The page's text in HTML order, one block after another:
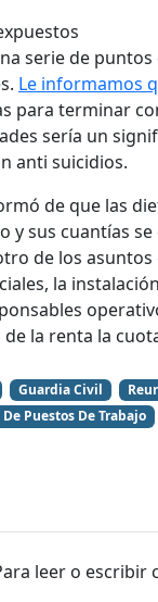
serie de
Le informamos
para terminar
sería un
anti suicidios.
de que las
y sus cuantías
de los asuntos
la
la renta la
Guardia Civil
Puestos De Trabajo
leer o escribir